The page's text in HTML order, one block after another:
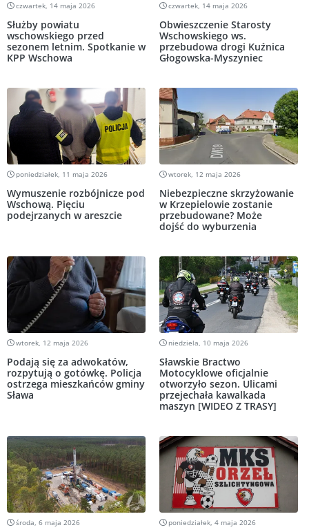
czwartek, 14 maja 2026
Służby powiatu
wschowskiego przed
sezonem letnim. Spotkanie w
KPP Wschowa
czwartek, 14 maja 2026
Obwieszczenie Starosty
Wschowskiego ws.
przebudowa drogi Kuźnica
Głogowska-Myszyniec
poniedziałek, 11 maja 2026
Wymuszenie rozbójnicze pod
Wschową. Pięciu
podejrzanych w areszcie
wtorek, 12 maja 2026
Niebezpieczne skrzyżowanie
w Krzepielowie zostanie
przebudowane? Może
dojść do wyburzenia
wtorek, 12 maja 2026
Podają się za adwokatów,
rozpytują o gotówkę. Policja
ostrzega mieszkańców gminy
Sława
niedziela, 10 maja 2026
Sławskie Bractwo
Motocyklowe oficjalnie
otworzyło sezon. Ulicami
przejechała kawalkada
maszyn [WIDEO Z TRASY]
środa, 6 maja 2026 poniedziałek, 4 maja 2026